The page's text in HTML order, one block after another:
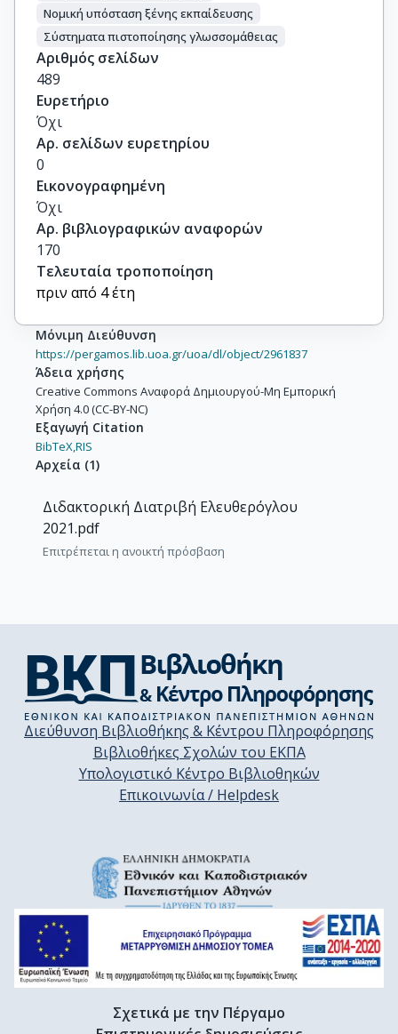
Νομική υπόσταση ξένης εκπαίδευσης
Σύστηματα πιστοποίησης γλωσσομάθειας
Αριθμός σελίδων
489
Ευρετήριο
Όχι
Αρ. σελίδων ευρετηρίου
0
Εικονογραφημένη
Όχι
Αρ. βιβλιογραφικών αναφορών
170
Τελευταία τροποποίηση
πριν από 4 έτη
Μόνιμη Διεύθυνση
https://pergamos.lib.uoa.gr/uoa/dl/object/2961837
Άδεια χρήσης
Creative Commons Αναφορά Δημιουργού-Μη Εμπορική
Χρήση 4.0 (CC-BY-NC)
Εξαγωγή Citation
BibTeX,RIS
Αρχεία (1)
Διδακτορική Διατριβή Ελευθερόγλου
2021.pdf
Επιτρέπεται η ανοικτή πρόσβαση
Διεύθυνση Βιβλιοθήκης & Κέντρου Πληροφόρησης
Βιβλιοθήκες Σχολών του ΕΚΠΑ
Υπολογιστικό Κέντρο Βιβλιοθηκών
Επικοινωνία / Helpdesk
Σχετικά με την Πέργαμο